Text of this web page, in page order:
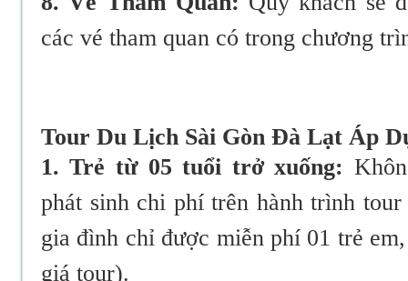
các vé tham quan có trong chương
Tour Du Lịch Sài Gòn Đà Lạt Áp
1. Trẻ từ 05 tuổi trở xuống:
phát sinh chi phí trên hành trình
gia đình chỉ được miễn phí 01 trẻ
giá tour).